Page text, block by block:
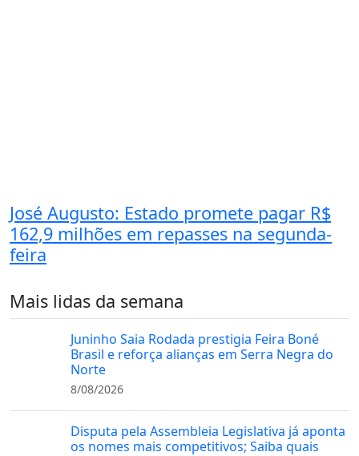
José Augusto: Estado promete pagar R$
162,9 milhões em repasses na segunda-
feira
Mais lidas da semana
Juninho Saia Rodada prestigia Feira Boné
Brasil e reforça alianças em Serra Negra do
Norte
8/08/2026
Disputa pela Assembleia Legislativa já aponta
os nomes mais competitivos; Saiba quais